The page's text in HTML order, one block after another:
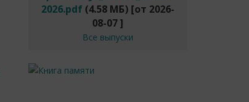
2026.pdf (4.58 МБ)[от 2026-
08-07]
Все выпуски